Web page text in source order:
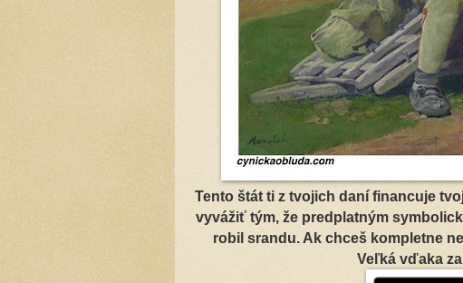
Tento štát ti z tvojich daní financuje
vyvážiť tým, že predplatným
robil srandu. Ak chceš kompletne
Veľká vďaka